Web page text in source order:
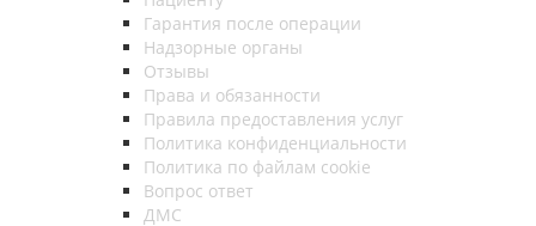
Гарантия после операции
Надзорные органы
Отзывы
Права и обязанности
Правила предоставления услуг
Политика конфиденциальности
Политика по файлам cookie
Вопрос ответ
ДМС